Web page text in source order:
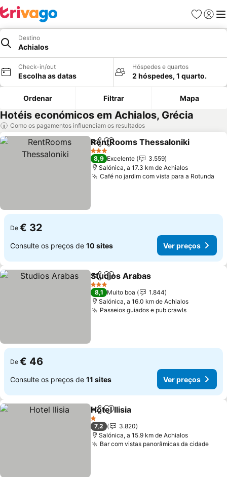
Favoritos
Iniciar
Destino
Achialos
Check-in/out
Escolha as datas
Hóspedes e quartos
2 hóspedes, 1 quarto.
Ordenar Filtrar Mapa
Hotéis económicos em Achialos, Grécia
Como os pagamentos influenciam os resultados
PartilharAdicionar aos favoritos
RentRooms Thessaloniki
3 Estrelas
8,9 Excelente
3.559
Salónica, a 17.3 km de Achialos
Café no jardim com vista para a Rotunda
De € 32
Consulte os preços de 10 sites Ver preços
PartilharAdicionar aos favoritos
Studios Arabas
3 Estrelas
8,1 Muito boa
1.844
Salónica, a 16.0 km de Achialos
Passeios guiados e pub crawls
De € 46
Consulte os preços de 11 sites Ver preços
PartilharAdicionar aos favoritos
Hotel Ilisia
1 Estrelas
7,2
3.820
Salónica, a 15.9 km de Achialos
Bar com vistas panorâmicas da cidade